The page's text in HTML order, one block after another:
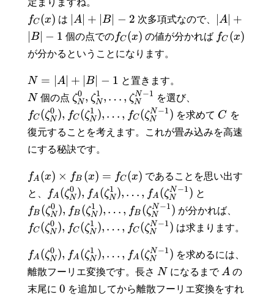
fC (x) は ∣ A∣ + ∣B∣ − 2 次多項式なので、 ∣A ∣ +
∣ B∣ − 1 個の点でのfC (x) の値が分かれば fC (x)
が分かるということになります。
N = ∣ A∣ + ∣B∣ − 1 と置きます。
N 個の点 ζN
0 , ζN
1 , … , ζN
N−1 を選び、
fC (ζN
0 ), fC (ζN
1 ), … , fC (ζN
N−1) を求めて C を
復元することを考えます。これが畳み込みを高速
にする秘訣です。
fA (x) × fB (x) = fC (x) であることを思い出す
と、
fA (ζN
0 ), fA (ζN
1 ), … , fA (ζN
N−1) と
fB (ζN
0 ), fB (ζN
1 ), … , fB (ζN
N−1) が分かれば、
fC (ζN
0 ), fC (ζN
1 ), … , fC (ζN
N−1) は求まります。
fA (ζN
0 ), fA (ζN
1 ), … , fA (ζN
N−1) を求めるには、
離散フーリエ変換です。長さ N になるまで A の
末尾に 0 を追加してから離散フーリエ変換をすれ